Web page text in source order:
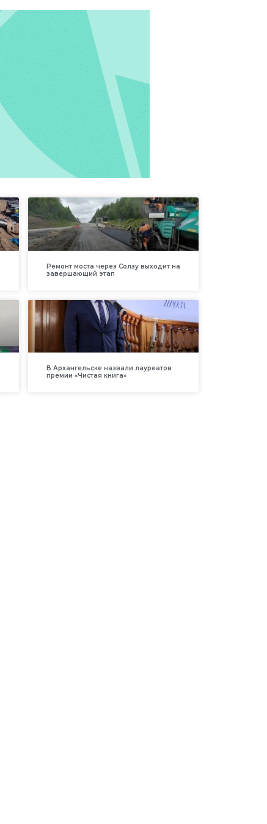
Ремонт моста через Солзу выходит на
завершающий этап
В Архангельске назвали лауреатов
премии «Чистая книга»